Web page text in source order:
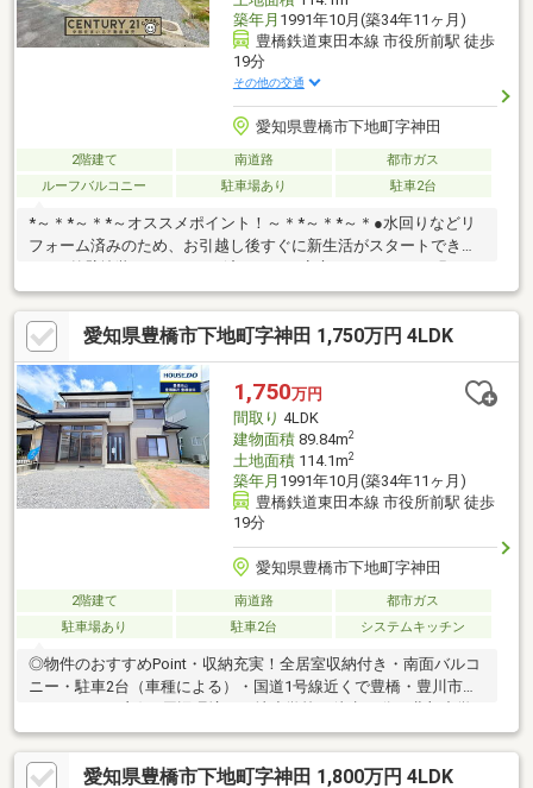
築年月 1991年10月(築34年11ヶ月)
豊橋鉄道東田本線 市役所前駅 徒歩
19分
その他の交通
愛知県豊橋市下地町字神田
2階建て 南道路
都市ガス
ルーフバルコニー
駐車場あり 駐車2台
*～＊*～＊*～オススメポイント！～＊*～＊*～＊●水回りなどリ
フォーム済みのため、お引越し後すぐに新生活がスタートできま
空間でご家族がゆったりと過ごすことができます！●独立した和
室は２世帯をお考えの方にもオススメです！●南面バルコニーで
お洗濯ものも良く乾きます。●シロアリ点検済みで安心です！
【周辺環境】■小、中学校まで徒歩約11分圏内にあり通学も安心
で、子育てに便利な住環境です。■国道1号線にアクセス良くお車
での移動も便利です。お気軽にお問合わせください！
愛知県豊橋市下地町字神田 1,750万円 4LDK
1,750万円
間取り 4LDK
建物面積89.84m2
土地面積114.1m2
築年月 1991年10月(築34年11ヶ月)
豊橋鉄道東田本線 市役所前駅 徒歩
19分
愛知県豊橋市下地町字神田
2階建て 南道路
都市ガス
駐車場あり
駐車2台 システムキッチン
◎物件のおすすめPoint・収納充実！全居室収納付き・南面バルコ
ニー・駐車2台（車種による）・国道1号線近くで豊橋・豊川市街
校／徒歩11分■交通アクセス・豊鉄バス「元下地」停徒歩7分■豊
橋市内を中心に1000件以上の新築戸建・中古戸建・売土地・マン
ションを幅広くご紹介しております。当物件以外にも多数の物件
愛知県豊橋市下地町字神田 1,800万円 4LDK